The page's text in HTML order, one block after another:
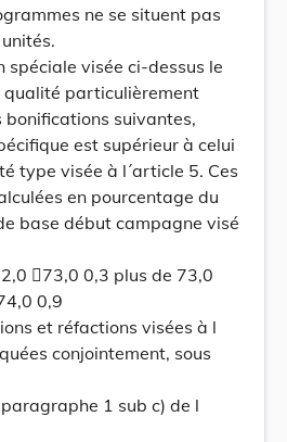
ne se situent pas
spéciale visée ci-dessus le
particulièrement
bonifications suivantes,
est supérieur à celui
type visée à l´article 5. Ces
en pourcentage du
base début campagne visé
73,0 0,3 plus de 73,0
0,9
et réfactions visées à l
conjointement, sous
1 sub c) de l